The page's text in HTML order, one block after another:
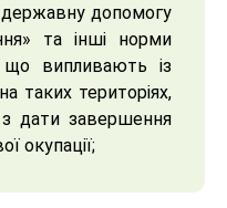
допомогу
та інші норми
що випливають із
таких територіях,
дати завершення
окупації;